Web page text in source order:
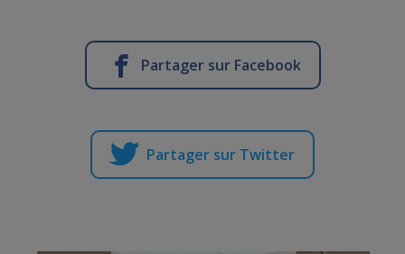
Partager sur Facebook
Partager sur Twitter